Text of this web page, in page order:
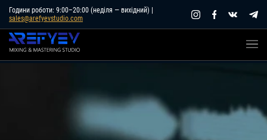
Skip
content
Години роботи: 9:00–20:00 (неділя — вихідний) |
sales@arefyevstudio.com